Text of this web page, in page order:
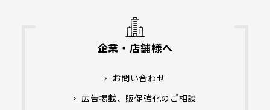
企業・店舗様へ
お問い合わせ
広告掲載、販促強化のご相談